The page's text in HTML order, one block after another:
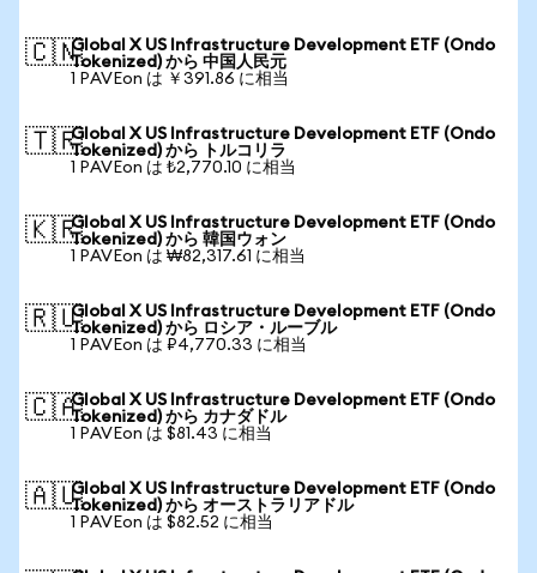
🇨🇳Global X US Infrastructure Development ETF (Ondo
Tokenized) から 中国人民元
1 PAVEon は ￥391.86 に相当
🇹🇷Global X US Infrastructure Development ETF (Ondo
Tokenized) から トルコリラ
1 PAVEon は ₺2,770.10 に相当
🇰🇷Global X US Infrastructure Development ETF (Ondo
Tokenized) から 韓国ウォン
1 PAVEon は ₩82,317.61 に相当
🇷🇺Global X US Infrastructure Development ETF (Ondo
Tokenized) から ロシア・ルーブル
1 PAVEon は ₽4,770.33 に相当
🇨🇦Global X US Infrastructure Development ETF (Ondo
Tokenized) から カナダドル
1 PAVEon は $81.43 に相当
🇦🇺Global X US Infrastructure Development ETF (Ondo
Tokenized) から オーストラリアドル
1 PAVEon は $82.52 に相当